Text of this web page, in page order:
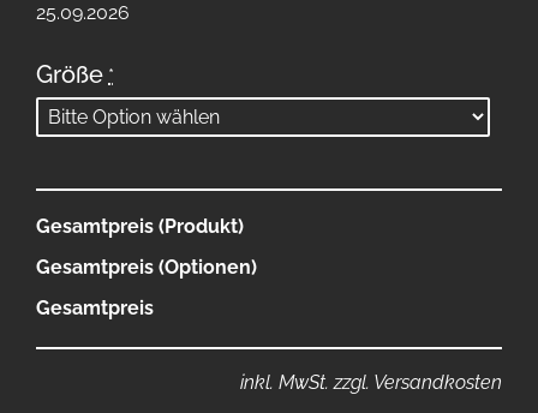
25.09.2026
Größe *
Gesamtpreis (Produkt)
Gesamtpreis (Optionen)
Gesamtpreis
inkl. MwSt. zzgl. Versandkosten